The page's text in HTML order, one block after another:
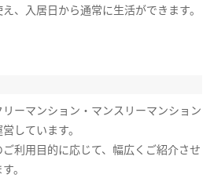
、入居日から通常に生活ができます。
リーマンション・マンスリーマンション
しています。
ご利用目的に応じて、幅広くご紹介させ
。